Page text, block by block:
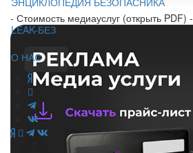
LEAK-БЕЗ
О НАС
- Стоимость медиауслуг (открыть PDF) -